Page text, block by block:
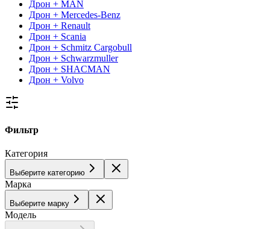
Дрон + MAN
Дрон + Mercedes-Benz
Дрон + Renault
Дрон + Scania
Дрон + Schmitz Cargobull
Дрон + Schwarzmuller
Дрон + SHACMAN
Дрон + Volvo
Фильтр
Категория
Выберите категорию
Марка
Выберите марку
Модель